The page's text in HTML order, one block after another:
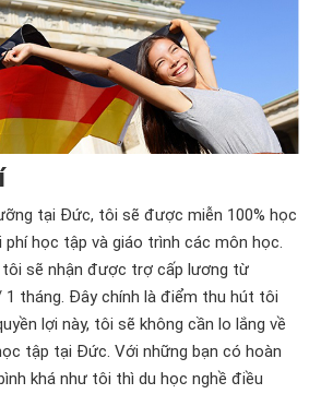
tại Đức, tôi sẽ được miễn 100% học
phí học tập và giáo trình các môn học.
tôi sẽ nhận được trợ cấp lương từ
1 tháng. Đây chính là điểm thu hút tôi
lợi này, tôi sẽ không cần lo lắng về
tập tại Đức. Với những bạn có hoàn
khá như tôi thì du học nghề điều